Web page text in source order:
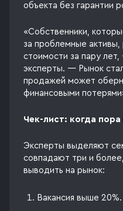
объекта без гарантии
«Собственники,
за проблемные
стоимости за пару
эксперты. — Рынок
продажей может
финансовыми
Чек-лист: когда
Эксперты выделяют
совпадают три и
выводить на рынок:
Вакансия выше 20%.